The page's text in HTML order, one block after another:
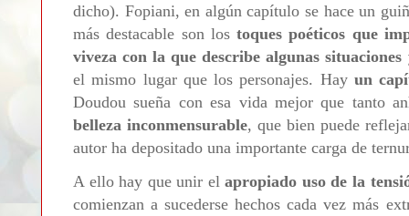
dicho). Fopiani, en algún capítulo se hace un
más destacable son lostoques poéticos que
viveza con la que describe algunas situaciones
el mismo lugar que los personajes. Hay un
Doudou sueña con esa vida mejor que tanto
belleza inconmensurable, que bien puede
autor ha depositado una importante carga de
A ello hay que unir elapropiado uso de la
comienzan a sucederse hechos cada vez más